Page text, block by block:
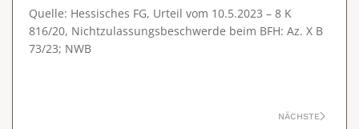
Quelle: Hessisches FG, Urteil vom 10.5.2023 – 8 K
816/20, Nichtzulassungsbeschwerde beim BFH: Az. X B
73/23; NWB
NÄCHSTE